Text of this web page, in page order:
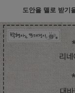
도안을 맬로 받기